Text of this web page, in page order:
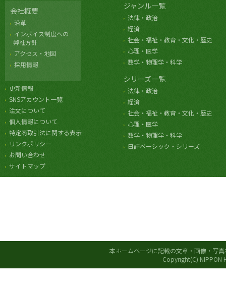
会社概要
沿革
インボイス制度への
弊社方針
アクセス・地図
採用情報
更新情報
SNSアカウント一覧
注文について
個人情報について
特定商取引法に関する表示
リンクポリシー
お問い合わせ
サイトマップ
ジャンル一覧
法律・政治
経済
社会・福祉・教育・文化・歴史
心理・医学
数学・物理学・科学
シリーズ一覧
法律・政治
経済
社会・福祉・教育・文化・歴史
心理・医学
数学・物理学・科学
日評ベーシック・シリーズ
本ホームページに記載の文章・画像・写
Copyright(C) NIPPON